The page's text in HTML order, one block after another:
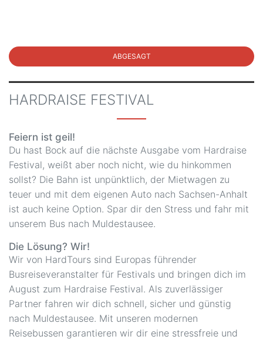
ABGESAGT
HARDRAISE FESTIVAL
Feiern ist geil!
Du hast Bock auf die nächste Ausgabe vom Hardraise
Festival, weißt aber noch nicht, wie du hinkommen
sollst? Die Bahn ist unpünktlich, der Mietwagen zu
teuer und mit dem eigenen Auto nach Sachsen-Anhalt
ist auch keine Option. Spar dir den Stress und fahr mit
unserem Bus nach Muldestausee.
Die Lösung? Wir!
Wir von HardTours sind Europas führender
Busreiseveranstalter für Festivals und bringen dich im
August zum Hardraise Festival. Als zuverlässiger
Partner fahren wir dich schnell, sicher und günstig
nach Muldestausee. Mit unseren modernen
Reisebussen garantieren wir dir eine stressfreie und